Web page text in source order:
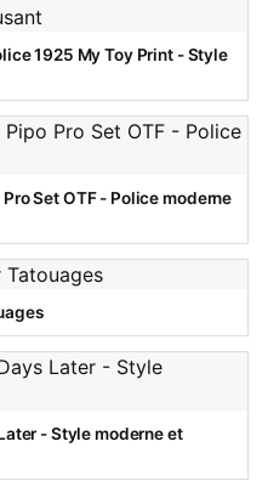
1925 My Toy Print - Style
Set OTF - Police moderne
- Style moderne et